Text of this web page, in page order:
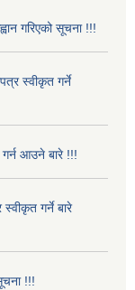
गरिएको सूचना !!!
स्वीकृत गर्ने
गर्न आउने बारे !!!
स्वीकृत गर्ने बारे
!!!